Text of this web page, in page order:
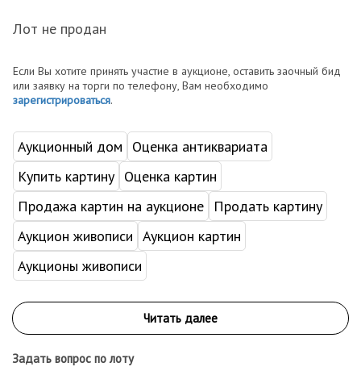
Лот не продан
Если Вы хотите принять участие в аукционе, оставить заочный бид
или заявку на торги по телефону, Вам необходимо
зарегистрироваться.
Аукционный дом
Оценка антиквариата
Купить картину Оценка картин
Продажа картин на аукционе
Продать картину
Аукцион живописи Аукцион картин
Аукционы живописи
Задать вопрос по лоту